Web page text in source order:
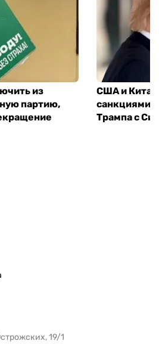
из
партию,
США и
санкциями:
Трампа с Си
19/1